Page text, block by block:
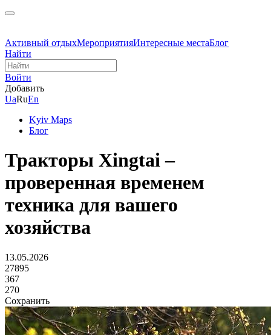
Активный отдыхМероприятияИнтересные местаБлог
Найти
Войти
Добавить
UaRuEn
Kyiv Maps
Блог
Тракторы Xingtai –
проверенная временем
техника для вашего
хозяйства
13.05.2026
27895
367
270
Сохранить